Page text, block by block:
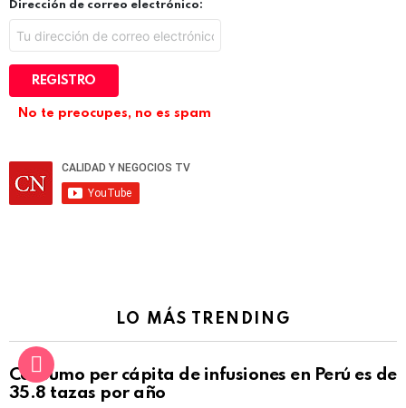
Dirección de correo electrónico:
No te preocupes, no es spam
LO MÁS TRENDING
Consumo per cápita de infusiones en Perú es de
35.8 tazas por año